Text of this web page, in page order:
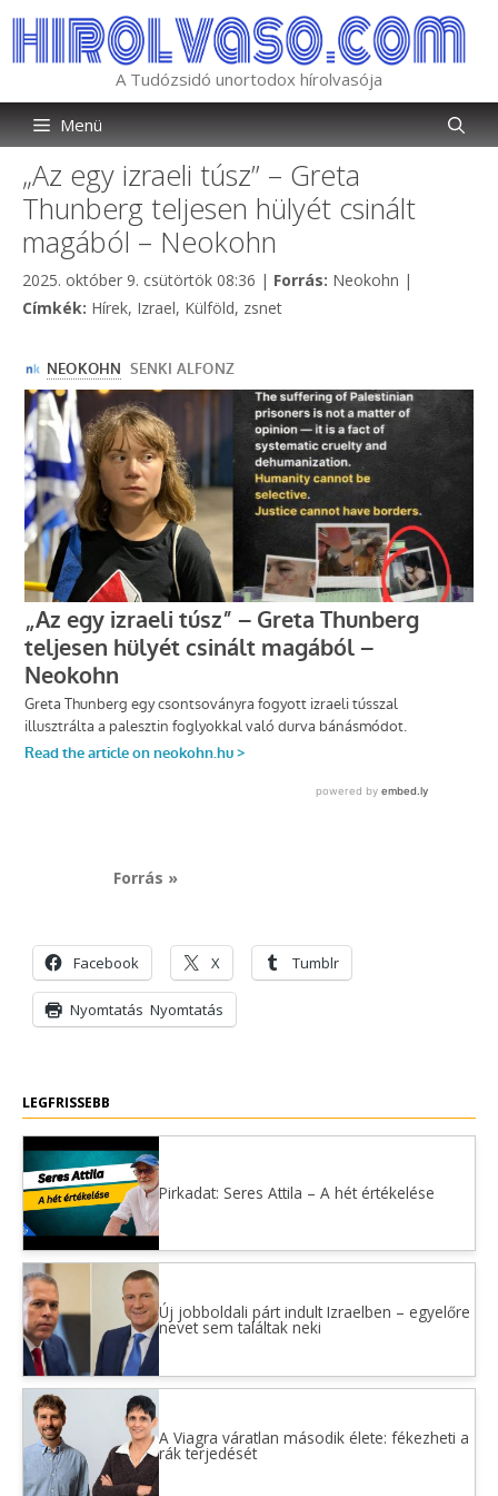
tartalomba
A Tudózsidó unortodox hírolvasója
Menü
„Az egy izraeli túsz” – Greta
Thunberg teljesen hülyét csinált
magából – Neokohn
2025. október 9. csütörtök 08:36 | Forrás: Kategória
Neokohn |
Címkék: Címkék
Hírek, Izrael, Külföld, zsnet
Forrás »
Facebook X Tumblr
Nyomtatás Nyomtatás
LEGFRISSEBB
Pirkadat: Seres Attila – A hét értékelése
Új jobboldali párt indult Izraelben – egyelőre
nevet sem találtak neki
A Viagra váratlan második élete: fékezheti a
rák terjedését